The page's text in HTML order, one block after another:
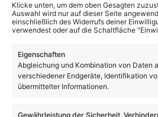
Klicke unten, um dem oben Gesagten
Auswahl wird nur auf dieser Seite
einschließlich des Widerrufs deiner
verwendest oder auf die Schaltfläche
Eigenschaften
Abgleichung und Kombination von Daten
verschiedener Endgeräte, Identifikation
übermittelter Informationen.
Gewährleistung der Sicherheit,
solch eine Expertise
» AUTORENPROFIL &
KEVIN DREWES